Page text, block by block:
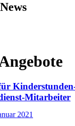
Mitarbeiter
2021